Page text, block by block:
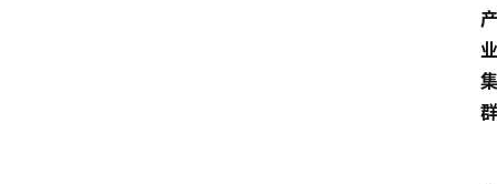
产
业
集
群